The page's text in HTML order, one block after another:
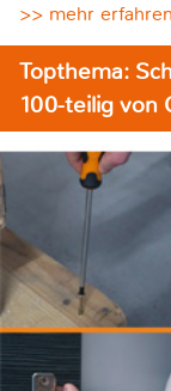
>> mehr erfahren
Topthema:
100-teilig von